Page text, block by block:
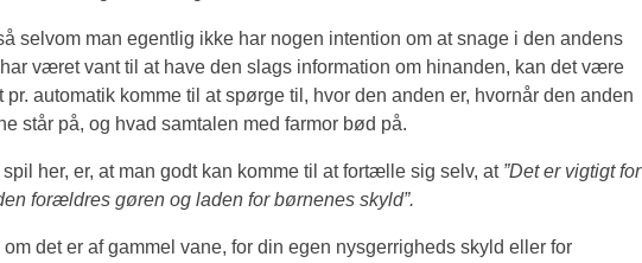
selvom man egentlig ikke har nogen intention om at snage i den andens
været vant til at have den slags information om hinanden, kan det være
automatik komme til at spørge til, hvor den anden er, hvornår den anden
står på, og hvad samtalen med farmor bød på.
her, er, at man godt kan komme til at fortælle sig selv, at ”Det er vigtigt for
forældres gøren og laden for børnenes skyld”.
det er af gammel vane, for din egen nysgerrigheds skyld eller for